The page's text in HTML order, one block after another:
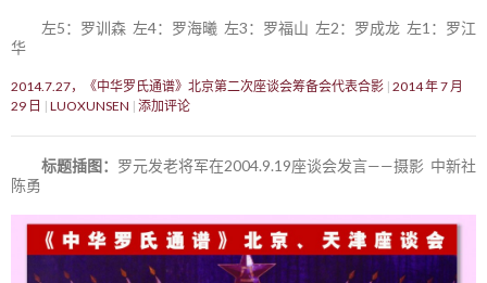
左5：罗训森 左4：罗海曦 左3：罗福山 左2：罗成龙 左1：罗江
华
2014.7.27，《中华罗氏通谱》北京第二次座谈会筹备会代表合影 2014 年 7 月
29 日
LUOXUNSEN 添加评论
标题插图： 罗元发老将军在2004.9.19座谈会发言——摄影 中新社
陈勇